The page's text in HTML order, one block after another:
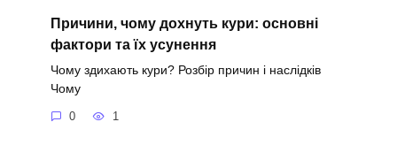
Причини, чому дохнуть кури: основні
фактори та їх усунення
Чому здихають кури? Розбір причин і наслідків
Чому
0 1